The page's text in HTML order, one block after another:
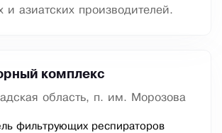
и азиатских производителей.
комплекс
область, п. им. Морозова
фильтрующих респираторов